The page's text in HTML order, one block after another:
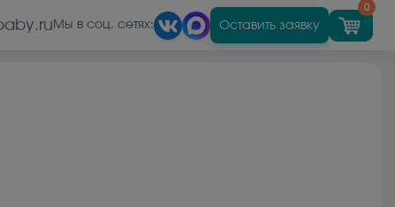
Мы в соц. сетях: Оставить заявку
0